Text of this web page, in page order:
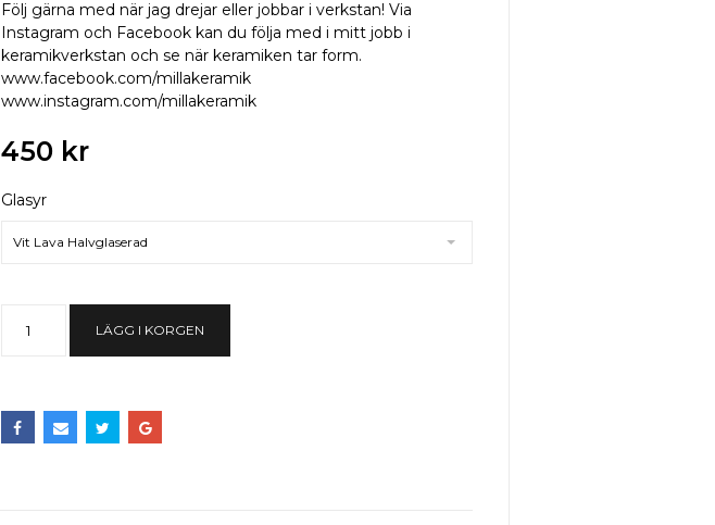
Följ gärna med när jag drejar eller jobbar i verkstan! Via
Instagram och Facebook kan du följa med i mitt jobb i
keramikverkstan och se när keramiken tar form.
www.facebook.com/millakeramik
www.instagram.com/millakeramik
450 kr
Glasyr
Vit Lava Halvglaserad
LÄGG I KORGEN